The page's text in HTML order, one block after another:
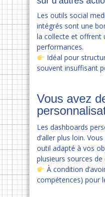
Les outils social
intégrés sont une
la collecte et offrent
performances.
Idéal pour
souvent insuffisant
Vous avez
Les dashboards
d’aller plus loin.
outil adapté à vos
plusieurs sources de
À condition
compétences) pour